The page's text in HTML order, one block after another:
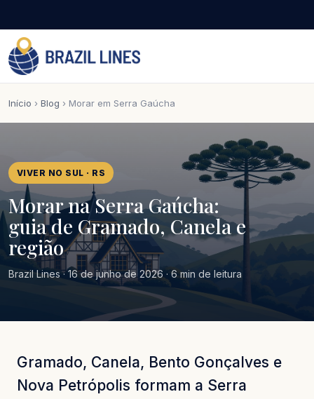
Início › Blog › Morar em Serra Gaúcha
VIVER NO SUL · RS
Morar na Serra Gaúcha:
guia de Gramado, Canela e
região
Brazil Lines · 16 de junho de 2026 · 6 min de leitura
Gramado, Canela, Bento Gonçalves e
Nova Petrópolis formam a Serra